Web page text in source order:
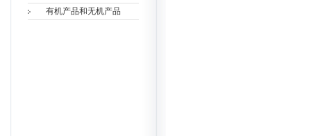
有机产品和无机产品